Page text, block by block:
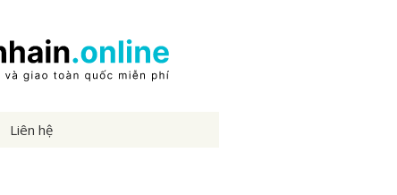
Liên hệ